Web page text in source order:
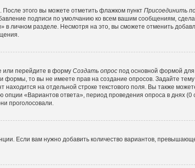
этого вы можете отметить флажком пункт Присоединить
подписи по умолчанию ко всем вашим сообщениям,
личном разделе. Несмотря на это, вы сможете отменить
или перейдите в форму Создать опрос под основной формой для
формы, то вы не имеете прав на создание опросов. Задайте тему
на отдельной строке текстового поля. Вы также
«Вариантов ответа», период проведения опроса в днях (0
проголосовали.
Если вам нужно добавить количество вариантов,